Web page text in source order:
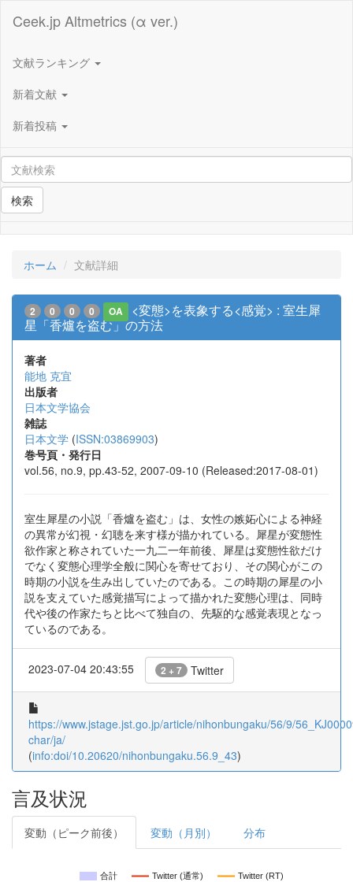
Ceek.jp Altmetrics (α ver.)
文献ランキング
新着文献
新着投稿
検索
ホーム 文献詳細
2 0 0 0 OA
<変態>を表象する<感覚> : 室生犀
星「香爐を盗む」の方法
著者
能地 克宜
出版者
日本文学協会
雑誌
日本文学 (ISSN:03869903)
巻号頁・発行日
vol.56, no.9, pp.43-52, 2007-09-10 (Released:2017-08-01)
室生犀星の小説「香爐を盗む」は、女性の嫉妬心による神経
の異常が幻視・幻聴を来す様が描かれている。犀星が変態性
欲作家と称されていた一九二一年前後、犀星は変態性欲だけ
でなく変態心理学全般に関心を寄せており、その関心がこの
時期の小説を生み出していたのである。この時期の犀星の小
説を支えていた感覚描写によって描かれた変態心理は、同時
代や後の作家たちと比べて独自の、先駆的な感覚表現となっ
ているのである。
2023-07-04 20:43:55 2 + 7 Twitter
https://www.jstage.jst.go.jp/article/nihonbungaku/56/9/
char/ja/
(info:doi/10.20620/nihonbungaku.56.9_43)
言及状況
変動（ピーク前後） 変動（月別） 分布
合計 Twitter (通常) Twitter (RT)